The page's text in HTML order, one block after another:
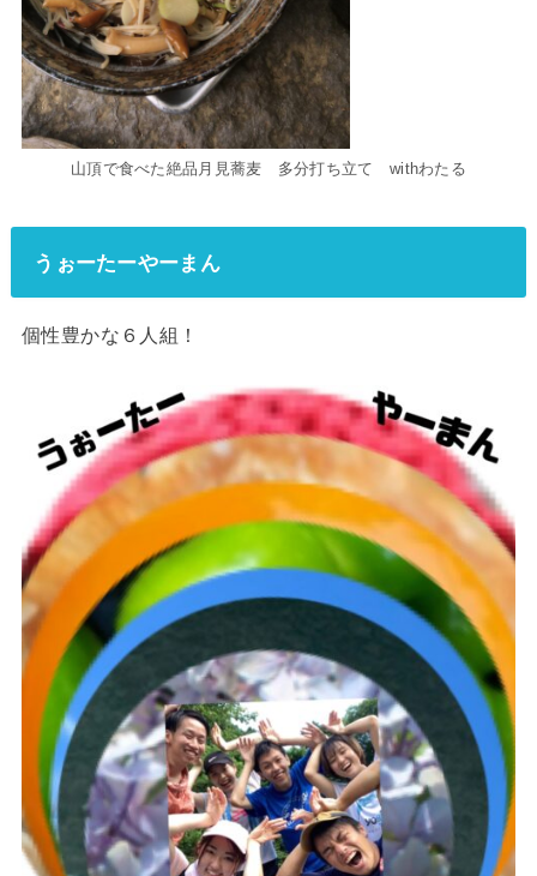
山頂で食べた絶品月見蕎麦 多分打ち立て withわたる
うぉーたーやーまん
個性豊かな６人組！